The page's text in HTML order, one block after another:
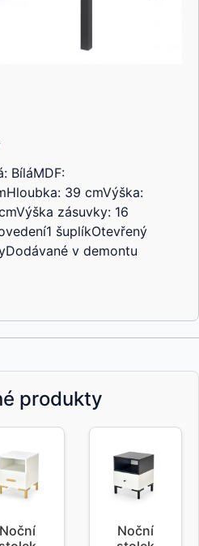
BíláMDF:
39 cmVýška:
zásuvky: 16
šuplíkOtevřený
v demontu
produkty
Noční
Noční